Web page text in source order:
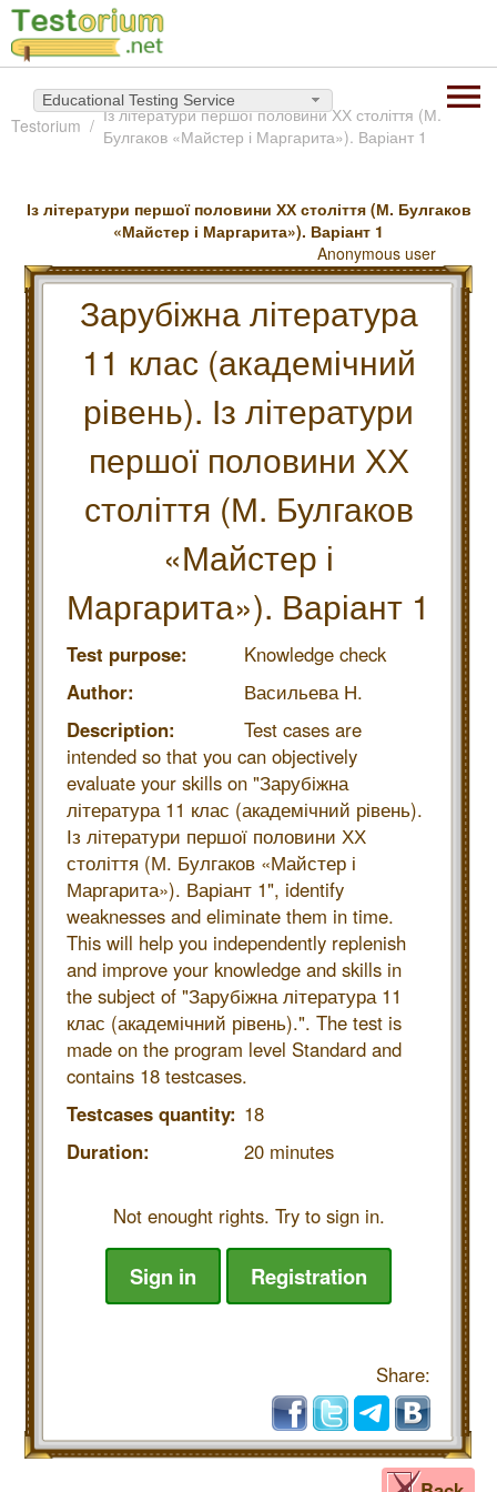
Educational Testing Service
Testorium
Із літератури першої половини ХХ століття (М.
Булгаков «Майстер і Маргарита»). Варіант 1
Із літератури першої половини ХХ століття (М. Булгаков
«Майстер і Маргарита»). Варіант 1
Anonymous user
Зарубіжна література
11 клас (академічний
рівень). Із літератури
першої половини ХХ
століття (М. Булгаков
«Майстер і
Маргарита»). Варіант 1
Test purpose:
Knowledge check
Author:
Васильева Н.
Description:
Test cases are
intended so that you can objectively
evaluate your skills on "Зарубіжна
література 11 клас (академічний рівень).
Із літератури першої половини ХХ
століття (М. Булгаков «Майстер і
Маргарита»). Варіант 1", identify
weaknesses and eliminate them in time.
This will help you independently replenish
and improve your knowledge and skills in
the subject of "Зарубіжна література 11
клас (академічний рівень).". The test is
made on the program level Standard and
contains 18 testcases.
Testcases quantity: 18
Duration:
20 minutes
Not enought rights. Try to sign in.
Sign in Registration
Share: